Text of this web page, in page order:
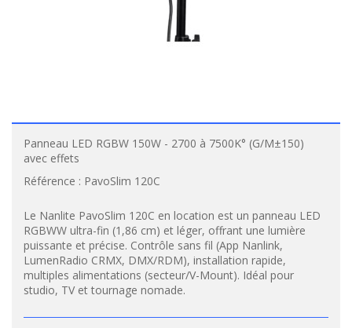
Panneau LED RGBW 150W - 2700 à 7500K° (G/M±150)
avec effets
Référence : PavoSlim 120C
Le Nanlite PavoSlim 120C en location est un panneau LED
RGBWW ultra-fin (1,86 cm) et léger, offrant une lumière
puissante et précise. Contrôle sans fil (App Nanlink,
LumenRadio CRMX, DMX/RDM), installation rapide,
multiples alimentations (secteur/V-Mount). Idéal pour
studio, TV et tournage nomade.